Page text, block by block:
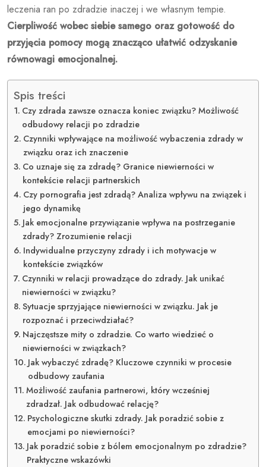
leczenia ran po zdradzie inaczej i we własnym tempie.
Cierpliwość wobec siebie samego oraz gotowość do
przyjęcia pomocy mogą znacząco ułatwić odzyskanie
równowagi emocjonalnej.
Spis treści
Czy zdrada zawsze oznacza koniec związku? Możliwość
odbudowy relacji po zdradzie
Czynniki wpływające na możliwość wybaczenia zdrady w
związku oraz ich znaczenie
Co uznaje się za zdradę? Granice niewierności w
kontekście relacji partnerskich
Czy pornografia jest zdradą? Analiza wpływu na związek i
jego dynamikę
Jak emocjonalne przywiązanie wpływa na postrzeganie
zdrady? Zrozumienie relacji
Indywidualne przyczyny zdrady i ich motywacje w
kontekście związków
Czynniki w relacji prowadzące do zdrady. Jak unikać
niewierności w związku?
Sytuacje sprzyjające niewierności w związku. Jak je
rozpoznać i przeciwdziałać?
Najczęstsze mity o zdradzie. Co warto wiedzieć o
niewierności w związkach?
Jak wybaczyć zdradę? Kluczowe czynniki w procesie
odbudowy zaufania
Możliwość zaufania partnerowi, który wcześniej
zdradzał. Jak odbudować relację?
Psychologiczne skutki zdrady. Jak poradzić sobie z
emocjami po niewierności?
Jak poradzić sobie z bólem emocjonalnym po zdradzie?
Praktyczne wskazówki